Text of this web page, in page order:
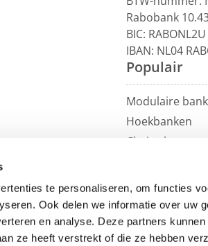
te personaliseren, om functies
Ook delen we informatie over uw
en analyse. Deze partners
ze heeft verstrekt of die ze hebben
Rabobank
BIC: RABONL2U
IBAN: NL04
Populair
Modulaire
Hoekbanken
Chaise longue
Loungebanken
Rechte banken